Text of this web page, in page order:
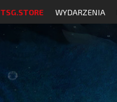
TSG.STORE WYDARZENIA